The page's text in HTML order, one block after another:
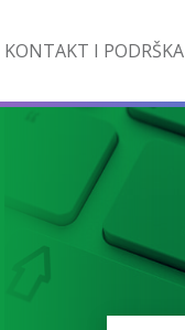
KONTAKT I PODRŠKA